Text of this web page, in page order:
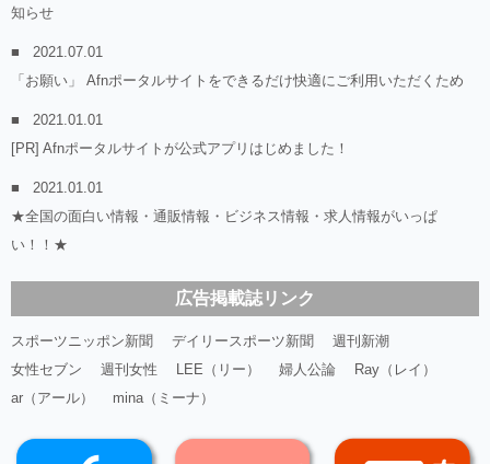
知らせ
2021.07.01
「お願い」 Afnポータルサイトをできるだけ快適にご利用いただくため
2021.01.01
[PR] Afnポータルサイトが公式アプリはじめました！
2021.01.01
★全国の面白い情報・通販情報・ビジネス情報・求人情報がいっぱ
い！！★
広告掲載誌リンク
スポーツニッポン新聞 デイリースポーツ新聞
週刊新潮
女性セブン
週刊女性 LEE（リー） 婦人公論
Ray（レイ）
ar（アール）
mina（ミーナ）